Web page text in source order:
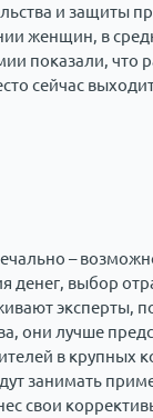
и защиты
женщин, в
показали, что
сейчас
–
денег, выбор
эксперты,
они лучше
в крупных
занимать
свои